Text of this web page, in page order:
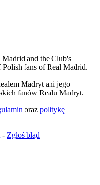
and the Club's
fans of Real Madrid.
Madryt ani jego
fanów Realu Madryt.
oraz politykę
- Zgłoś błąd